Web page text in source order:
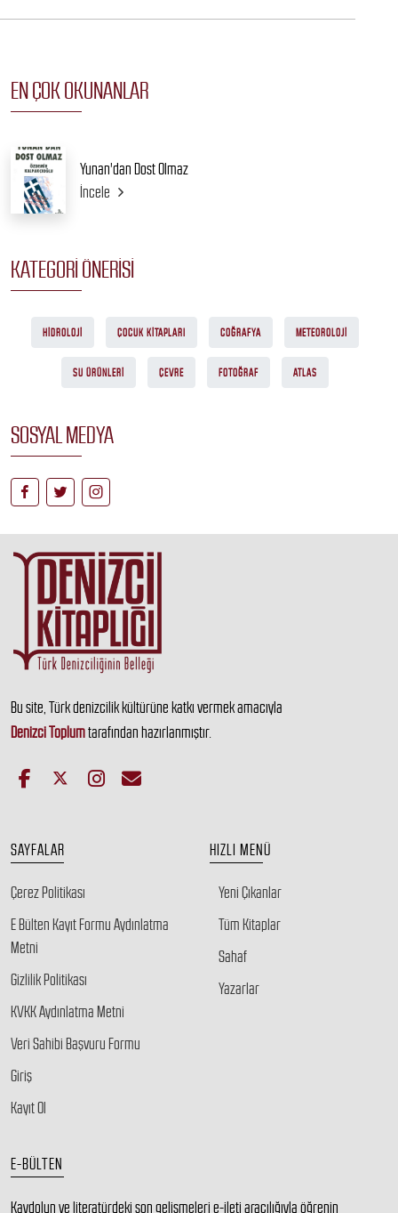
EN ÇOK OKUNANLAR
Yunan'dan Dost Olmaz
İncele
KATEGORI ÖNERISI
HIDROLOJI ÇOCUK KITAPLARI COĞRAFYA METEOROLOJI
SU ÜRÜNLERI ÇEVRE FOTOĞRAF ATLAS
SOSYAL MEDYA
Bu site, Türk denizcilik kültürüne katkı vermek amacıyla
Denizci Toplumtarafından hazırlanmıştır.
SAYFALAR
Çerez Politikası
E Bülten Kayıt Formu Aydınlatma
Metni
Gizlilik Politikası
KVKK Aydınlatma Metni
Veri Sahibi Başvuru Formu
Giriş
Kayıt Ol
HIZLI MENÜ
Yeni Çıkanlar
Tüm Kitaplar
Sahaf
Yazarlar
E-BÜLTEN
Kaydolun ve literatürdeki son gelişmeleri e-ileti aracılığıyla öğrenin